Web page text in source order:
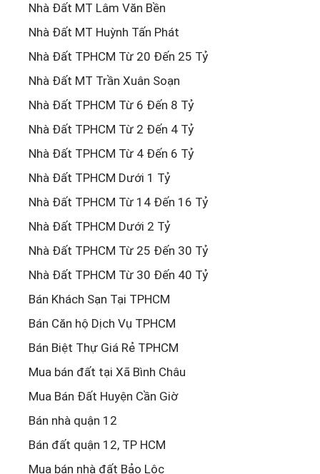
Nhà Đất MT Lâm Văn Bền
Nhà Đất MT Huỳnh Tấn Phát
Nhà Đất TPHCM Từ 20 Đến 25 Tỷ
Nhà Đất MT Trần Xuân Soạn
Nhà Đất TPHCM Từ 6 Đến 8 Tỷ
Nhà Đất TPHCM Từ 2 Đến 4 Tỷ
Nhà Đất TPHCM Từ 4 Đến 6 Tỷ
Nhà Đất TPHCM Dưới 1 Tỷ
Nhà Đất TPHCM Từ 14 Đến 16 Tỷ
Nhà Đất TPHCM Dưới 2 Tỷ
Nhà Đất TPHCM Từ 25 Đến 30 Tỷ
Nhà Đất TPHCM Từ 30 Đến 40 Tỷ
Bán Khách Sạn Tại TPHCM
Bán Căn hộ Dịch Vụ TPHCM
Bán Biệt Thự Giá Rẻ TPHCM
Mua bán đất tại Xã Bình Châu
Mua Bán Đất Huyện Cần Giờ
Bán nhà quận 12
Bán đất quận 12, TP HCM
Mua bán nhà đất Bảo Lộc